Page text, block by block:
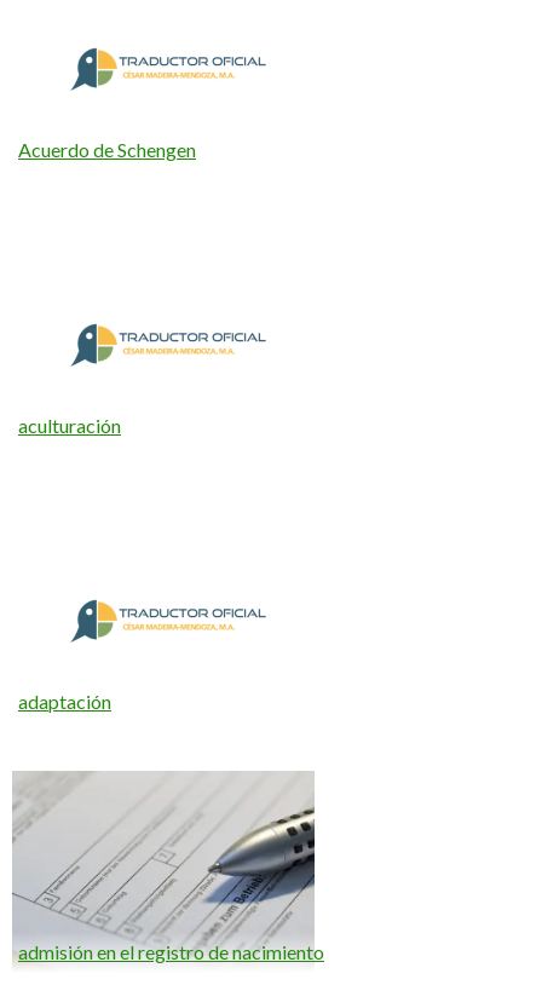
Acuerdo de Schengen
aculturación
adaptación
admisión en el registro de nacimiento